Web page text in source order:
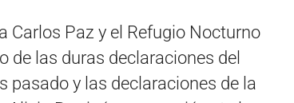
Carlos Paz y el Refugio Nocturno
de las duras declaraciones del
pasado y las declaraciones de la